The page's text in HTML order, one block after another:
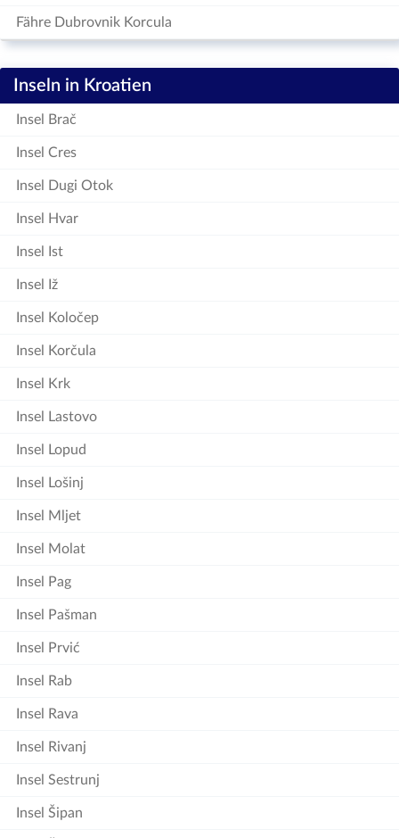
Fähre Dubrovnik Korcula
Inseln in Kroatien
Insel Brač
Insel Cres
Insel Dugi Otok
Insel Hvar
Insel Ist
Insel Iž
Insel Koločep
Insel Korčula
Insel Krk
Insel Lastovo
Insel Lopud
Insel Lošinj
Insel Mljet
Insel Molat
Insel Pag
Insel Pašman
Insel Prvić
Insel Rab
Insel Rava
Insel Rivanj
Insel Sestrunj
Insel Šipan